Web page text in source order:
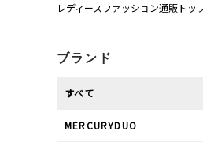
レディースファッション通販トッ
ブランド
すべて
MERCURYDUO